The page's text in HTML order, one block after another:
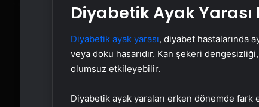
Diyabetik Ayak
Diyabetik ayak yarası, diyabet hastalarında
veya doku hasarıdır. Kan şekeri
olumsuz etkileyebilir.
Diyabetik ayak yaraları erken dönemde